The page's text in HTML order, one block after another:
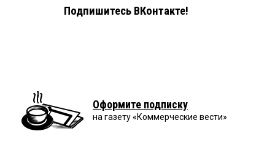
Подпишитесь ВКонтакте!
Оформите подписку
на газету «Коммерческие вести»